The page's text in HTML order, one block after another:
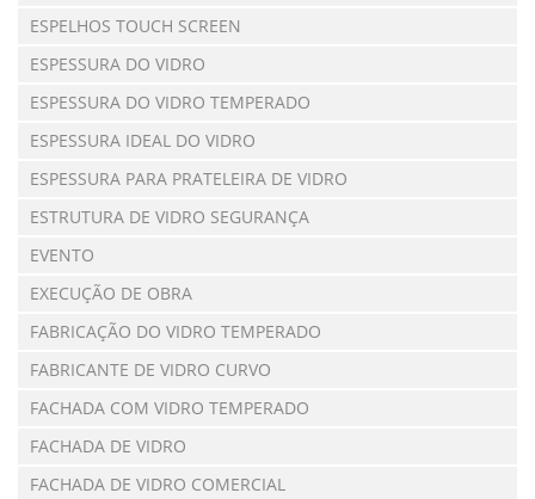
ESPELHOS TOUCH SCREEN
ESPESSURA DO VIDRO
ESPESSURA DO VIDRO TEMPERADO
ESPESSURA IDEAL DO VIDRO
ESPESSURA PARA PRATELEIRA DE VIDRO
ESTRUTURA DE VIDRO SEGURANÇA
EVENTO
EXECUÇÃO DE OBRA
FABRICAÇÃO DO VIDRO TEMPERADO
FABRICANTE DE VIDRO CURVO
FACHADA COM VIDRO TEMPERADO
FACHADA DE VIDRO
FACHADA DE VIDRO COMERCIAL